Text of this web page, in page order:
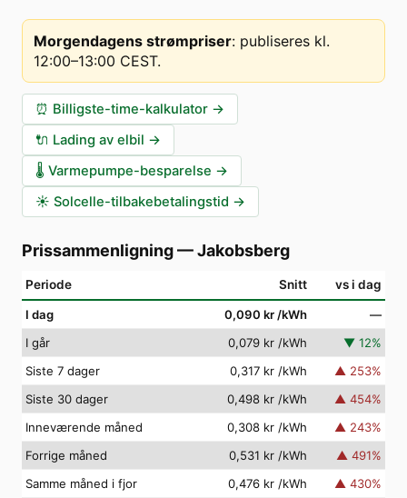
Morgendagens strømpriser: publiseres kl.
12:00–13:00 CEST.
⏰ Billigste-time-kalkulator →
🔌 Lading av elbil →
🌡️ Varmepumpe-besparelse →
☀️ Solcelle-tilbakebetalingstid →
Prissammenligning—Jakobsberg
Periode Snitt vs i dag
I dag 0,090 kr /kWh
—
I går
0,079 kr /kWh ▼ 12%
Siste 7 dager
0,317 kr /kWh ▲ 253%
Siste 30 dager
0,498 kr /kWh ▲ 454%
Inneværende måned
0,308 kr /kWh ▲ 243%
Forrige måned
0,531 kr /kWh ▲ 491%
Samme måned i fjor
0,476 kr /kWh ▲ 430%